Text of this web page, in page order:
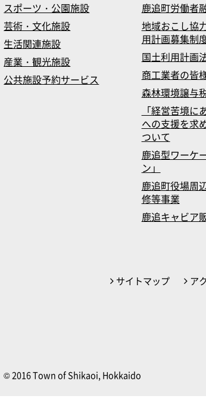
スポーツ・公園施設
芸術・文化施設
生活関連施設
産業・観光施設
公共施設予約サービス
鹿追町労働者
地域おこし協
用計画募集制
国土利用計画
商工業者の皆
森林環境譲与
「経営苦境に
への支援を求
ついて
鹿追型ワーケ
ン」
鹿追町役場周
修等事業
鹿追キャビア
サイトマップ ア
© 2016 Town of Shikaoi, Hokkaido